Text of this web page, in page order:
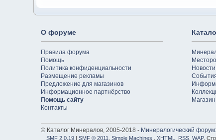
О форуме
Правила форума
Помощь
Политика конфиденциальности
Размещение рекламы
Предложение для магазинов
Информационное партнёрство
Помощь сайту
Контакты
Новости
© Каталог Минералов, 2005-2018 - Минералогический
SMF 2.0.19 |SMF © 2011 ,Simple Machines ,XHTML RSS ,WAP.